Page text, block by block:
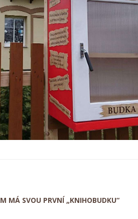
MÁ SVOU PRVNÍ „KNIHOBUDKU“